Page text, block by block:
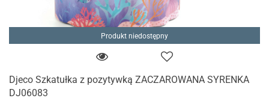
Produkt niedostępny
Djeco Szkatułka z pozytywką ZACZAROWANA SYRENKA
DJ06083